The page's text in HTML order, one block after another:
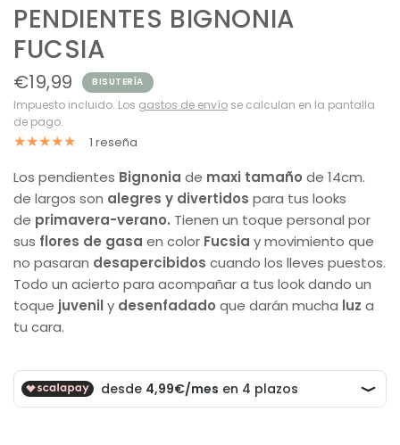
PENDIENTES BIGNONIA
FUCSIA
€19,99 BISUTERÍA
Impuesto incluido. Los gastos de envío se calculan en la pantalla
de pago.
1 reseña
Los pendientes Bignonia de maxi tamañode 14cm.
de largos son alegres y divertidospara tus looks
de primavera-verano. Tienen un toque personal por
sus flores de gasaen color Fucsia y movimiento que
no pasaran desapercibidos cuando los lleves puestos.
Todo un acierto para acompañar a tus look dando un
toque juvenil y desenfadado que darán mucha luz a
tu cara.